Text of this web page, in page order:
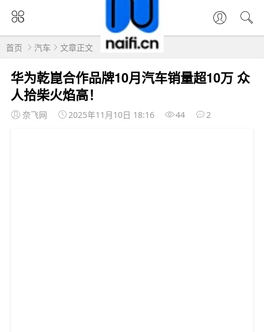
首页 汽车 文章正文
华为乾崑合作品牌10月汽车销量超10万 众
人拾柴火焰高！
奈飞网 2025年11月10日 18:16 44 2